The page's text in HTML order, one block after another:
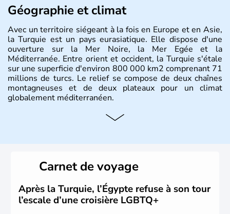
Géographie et climat
Avec un territoire siégeant à la fois en Europe et en Asie,
la Turquie est un pays eurasiatique. Elle dispose d'une
ouverture sur la Mer Noire, la Mer Egée et la
Méditerranée. Entre orient et occident, la Turquie s'étale
sur une superficie d'environ 800 000 km2 comprenant 71
millions de turcs. Le relief se compose de deux chaînes
montagneuses et de deux plateaux pour un climat
globalement méditerranéen.
Histoire et administration
qui constitueront en 1299 les fondations de l'Empire
ottoman. Après avoir rattaché l'Anatolie et la Thrace
orientale au territoire turc, la République est proclamée
le 29 octobre 1923. Ankara remplace alors Istanbul au
titre de capitale du pays.
Carnet de voyage
Après la Turquie, l’Égypte refuse à son tour
l’escale d’une croisière LGBTQ+